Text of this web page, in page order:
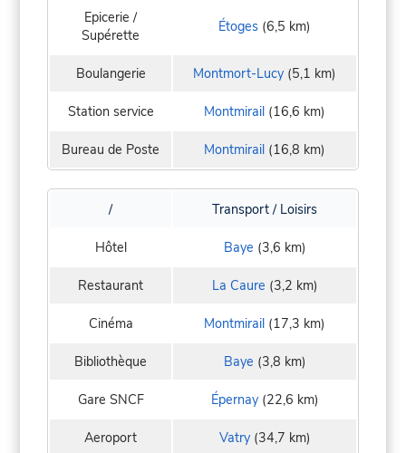
Epicerie /
Supérette
Étoges (6,5 km)
Boulangerie Montmort-Lucy (5,1 km)
Station service Montmirail (16,6 km)
Bureau de Poste Montmirail (16,8 km)
/ Transport / Loisirs
Hôtel Baye (3,6 km)
Restaurant La Caure (3,2 km)
Cinéma Montmirail (17,3 km)
Bibliothèque Baye (3,8 km)
Gare SNCF Épernay(22,6 km)
Aeroport Vatry(34,7 km)